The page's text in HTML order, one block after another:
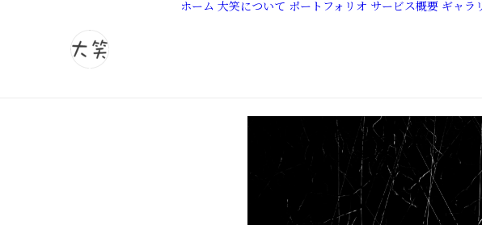
ホーム 大笑について ポートフォリオ サービス概要 ギャラ